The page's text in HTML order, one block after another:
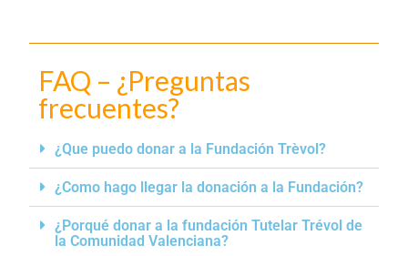
FAQ – ¿Preguntas
frecuentes?
¿Que puedo donar a la Fundación Trèvol?
¿Como hago llegar la donación a la Fundación?
¿Porqué donar a la fundación Tutelar Trévol de
la Comunidad Valenciana?